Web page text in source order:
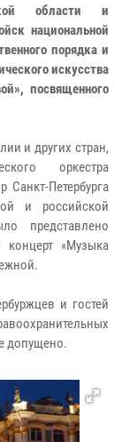
области и
национальной
порядка и
искусства
посвященного
и других стран,
оркестра
Петербурга
и российской
представлено
«Музыка
и гостей
допущено.